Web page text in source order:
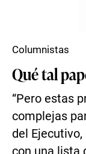
Qué tal
“Pero estas
complejas
del
Columnistas